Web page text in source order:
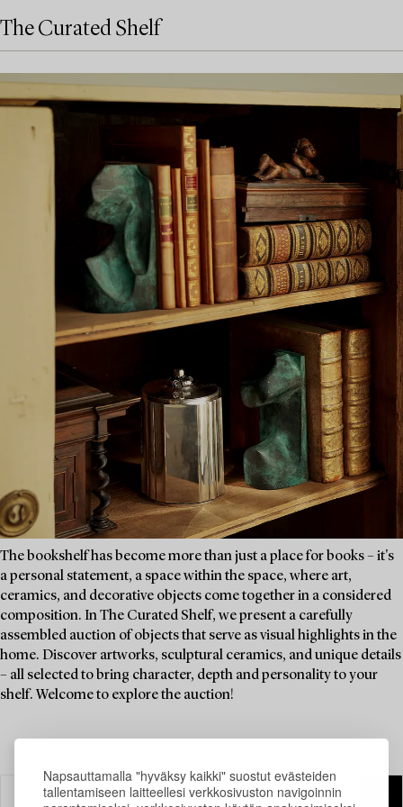
Napsauttamalla "hyväksy kaikki" suostut evästeiden
tallentamiseen laitteellesi verkkosivuston navigoinnin
The Curated Shelf
The bookshelf has become more than just a place for books – it's
a personal statement, a space within the space, where art,
ceramics, and decorative objects come together in a considered
composition. In The Curated Shelf, we present a carefully
assembled auction of objects that serve as visual highlights in the
home. Discover artworks, sculptural ceramics, and unique details
– all selected to bring character, depth and personality to your
shelf. Welcome to explore the auction!